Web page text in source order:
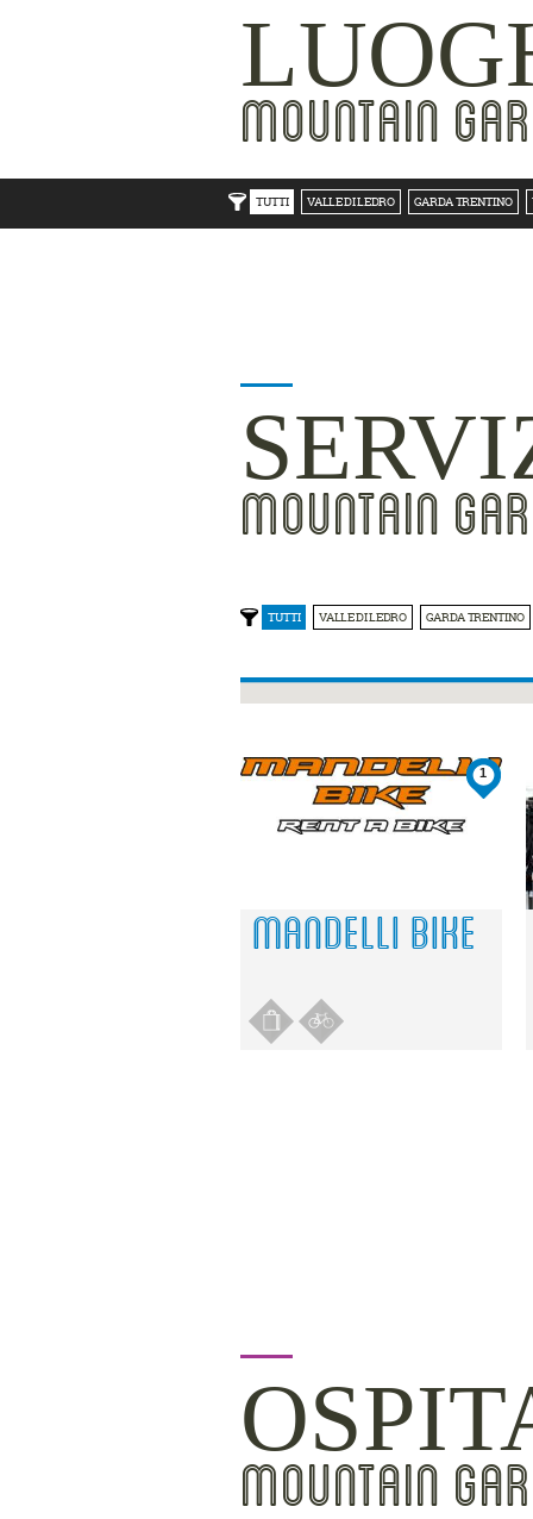
MOUNTAIN
TUTTI VALLE DI LEDRO GARDA TRENTINO
MOUNTAIN
TUTTI VALLE DI LEDRO GARDA TRENTINO
1
MANDELLI BIKE
MOUNTAIN